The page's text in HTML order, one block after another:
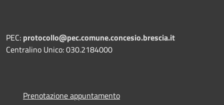
PEC: protocollo@pec.comune.concesio.brescia.it
Centralino Unico: 030.2184000
Prenotazione appuntamento